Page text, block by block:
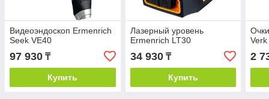
Видеоэндоскоп Ermenrich
Seek VE40
97 930 ₸
Купить
Лазерный уровень
Ermenrich LT30
34 930₸
Купить
2